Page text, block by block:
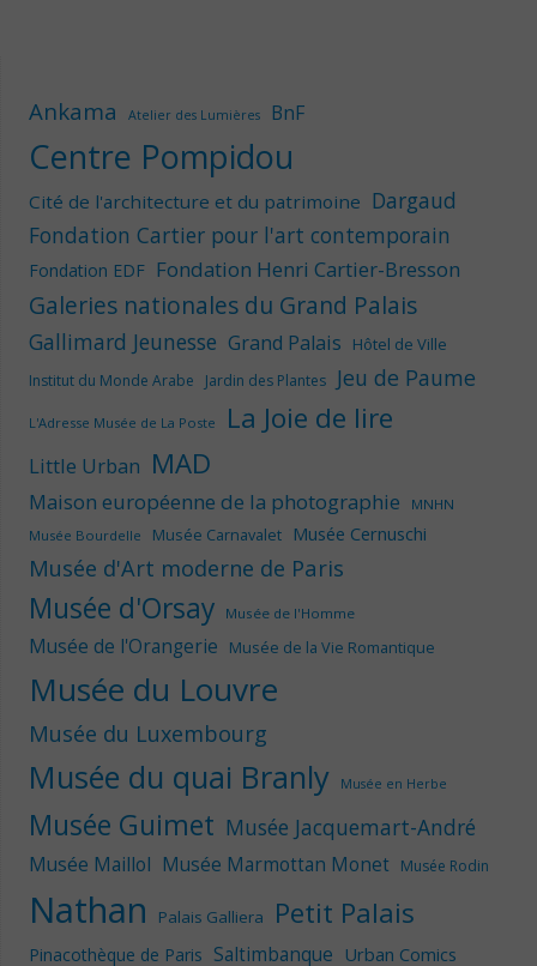
Ankama Atelier des Lumières BnF
Centre Pompidou
Cité de l'architecture et du patrimoine Dargaud
Fondation Cartier pour l'art contemporain
Fondation EDF Fondation Henri Cartier-Bresson
Galeries nationales du Grand Palais
Gallimard Jeunesse Grand Palais Hôtel de Ville
Institut du Monde Arabe Jardin des Plantes Jeu de Paume
L'Adresse Musée de La Poste La Joie de lire
Little Urban MAD
Maison européenne de la photographie
MNHN
Musée Bourdelle
Musée Carnavalet Musée Cernuschi
Musée d'Art moderne de Paris
Musée d'Orsay Musée de l'Homme
Musée de l'Orangerie Musée de la Vie Romantique
Musée du Louvre
Musée du Luxembourg
Musée du quai Branly Musée en Herbe
Musée Guimet Musée Jacquemart-André
Musée Maillol Musée Marmottan Monet Musée Rodin
Nathan Palais Galliera Petit Palais
Pinacothèque de Paris Saltimbanque Urban Comics